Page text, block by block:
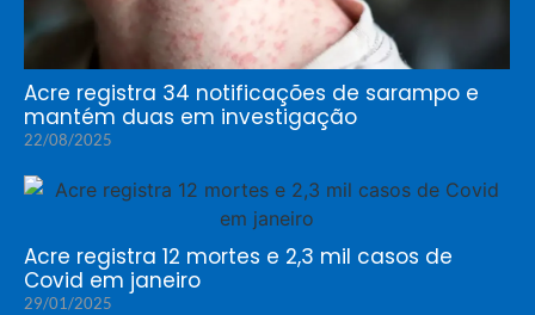
Acre registra 34 notificações de sarampo e
mantém duas em investigação
22/08/2025
Acre registra 12 mortes e 2,3 mil casos de
Covid em janeiro
29/01/2025